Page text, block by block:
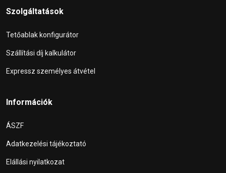
Szolgáltatások
Tetőablak konfigurátor
Szállítási díj kalkulátor
Expressz személyes átvétel
Információk
ÁSZF
Adatkezelési tájékoztató
Elállási nyilatkozat